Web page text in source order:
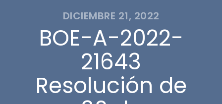
DICIEMBRE 21, 2022
BOE-A-2022-
21643
Resolución de